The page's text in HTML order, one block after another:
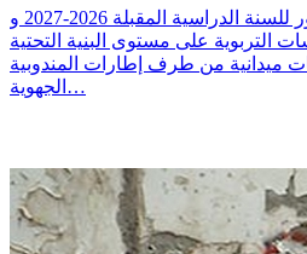
في إطار الإستعداد للمرور للسنة الدراسية المقبلة 2026-2027 و
التربوية على مستوى البنية التحتية
ميدانية من طرف إطارات المندوبية
الجهوية…